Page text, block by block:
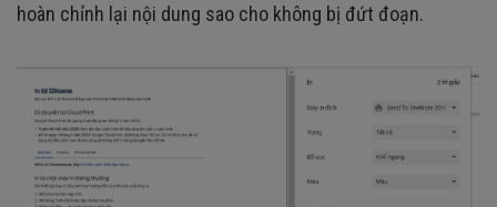
hoàn chỉnh lại nội dung sao cho không bị đứt đoạn.